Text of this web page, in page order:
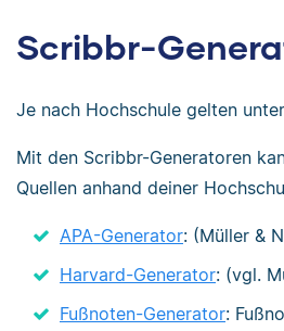
Scribbr-
Je nach Hochschule gelten
Mit den Scribbr-Generatoren
Quellen anhand deiner
APA-Generator: (Müller &
Harvard-Generator: (vgl.
Fußnoten-Generator: